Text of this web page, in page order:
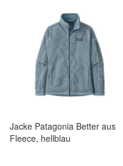
Jacke Patagonia Better aus
Fleece, hellblau